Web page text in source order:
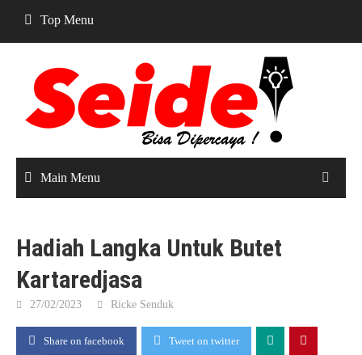
content
Top Menu
Main Menu
Hadiah Langka Untuk Butet
Kartaredjasa
27/02/2023 Ricke Senduk
Share on facebook Tweet on twitter